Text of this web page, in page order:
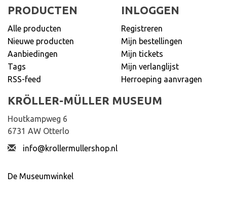
PRODUCTEN
Alle producten
Nieuwe producten
Aanbiedingen
Tags
RSS-feed
INLOGGEN
Registreren
Mijn bestellingen
Mijn tickets
Mijn verlanglijst
Herroeping aanvragen
KRÖLLER-MÜLLER MUSEUM
Houtkampweg 6
6731 AW Otterlo
info@krollermullershop.nl
De Museumwinkel